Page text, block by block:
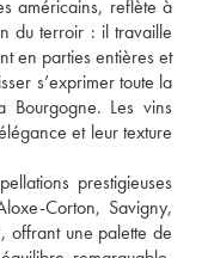
américains, reflète à
du terroir : il travaille
en parties entières et
s’exprimer toute la
Bourgogne. Les vins
et leur texture
prestigieuses
Corton, Savigny,
offrant une palette de